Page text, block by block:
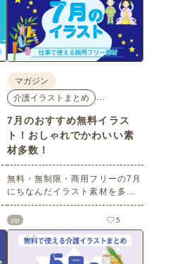
マガジン
介護イラストまとめ
7月のおすすめ無料イラス
ト！おしゃれでかわいい素
材多数！
無料・無制限・商用フリーの7月
にちなんだイラスト素材を多数
ご紹介します。どれも印刷に適
した解像度で、点数制限なしで
自由に使える素材ばかり♪どなた
でもご利用いただけます！ぜひ
ご活用ください。
zip 5